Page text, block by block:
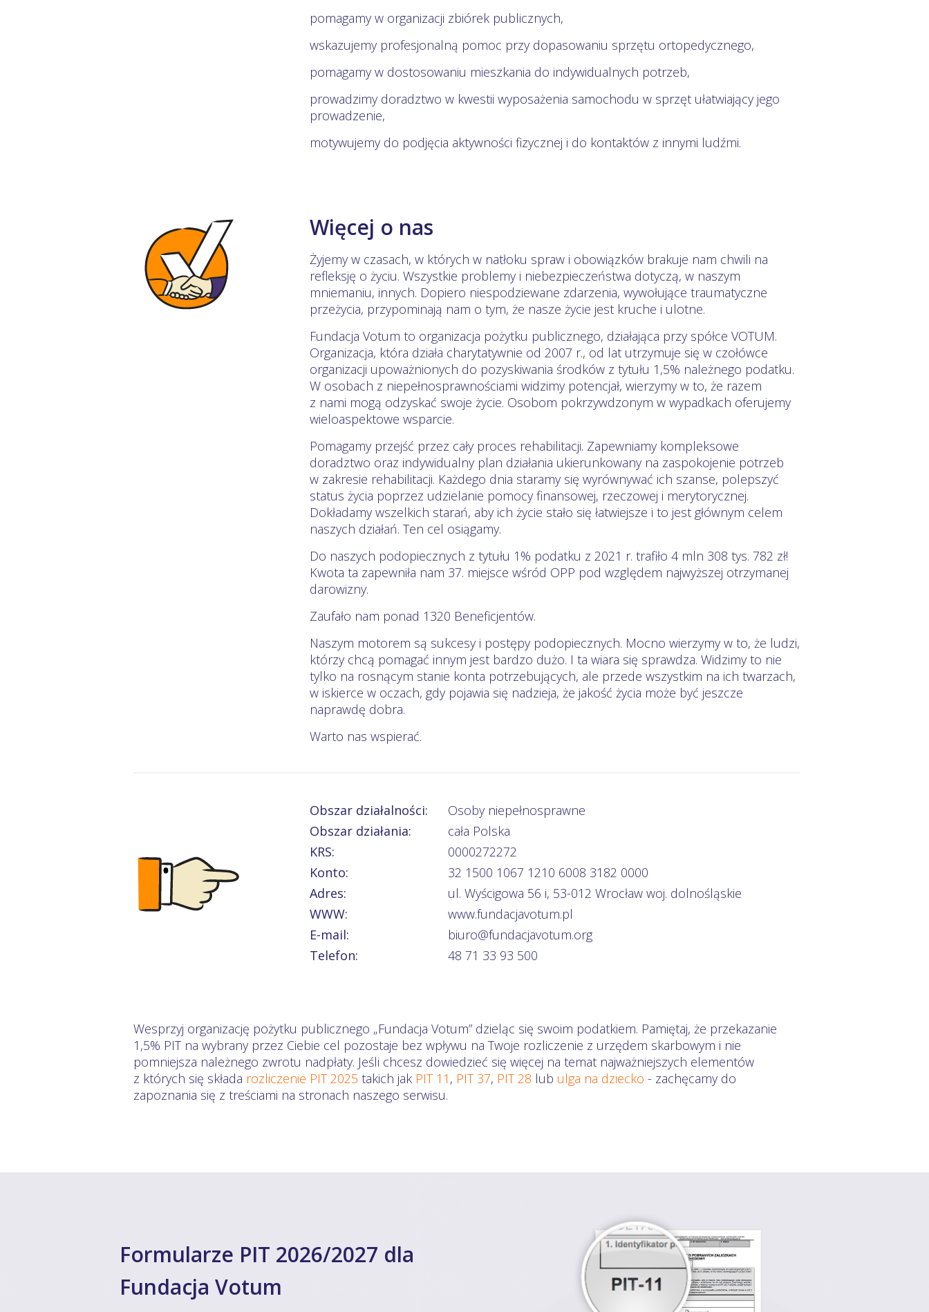
pomagamy w organizacji zbiórek publicznych,
wskazujemy profesjonalną pomoc przy dopasowaniu sprzętu ortopedycznego,
pomagamy w dostosowaniu mieszkania do indywidualnych potrzeb,
prowadzimy doradztwo w kwestii wyposażenia samochodu w sprzęt ułatwiający jego
prowadzenie,
motywujemy do podjęcia aktywności fizycznej i do kontaktów z innymi ludźmi.
Więcej o nas
Żyjemy w czasach, w których w natłoku spraw i obowiązków brakuje nam chwili na
refleksję o życiu. Wszystkie problemy i niebezpieczeństwa dotyczą, w naszym
mniemaniu, innych. Dopiero niespodziewane zdarzenia, wywołujące traumatyczne
przeżycia, przypominają nam o tym, że nasze życie jest kruche i ulotne.
Fundacja Votum to organizacja pożytku publicznego, działająca przy spółce VOTUM.
Organizacja, która działa charytatywnie od 2007 r., od lat utrzymuje się w czołówce
organizacji upoważnionych do pozyskiwania środków z tytułu 1,5% należnego podatku.
W osobach z niepełnosprawnościami widzimy potencjał, wierzymy w to, że razem
z nami mogą odzyskać swoje życie. Osobom pokrzywdzonym w wypadkach oferujemy
wieloaspektowe wsparcie.
Pomagamy przejść przez cały proces rehabilitacji. Zapewniamy kompleksowe
doradztwo oraz indywidualny plan działania ukierunkowany na zaspokojenie potrzeb
w zakresie rehabilitacji. Każdego dnia staramy się wyrównywać ich szanse, polepszyć
status życia poprzez udzielanie pomocy finansowej, rzeczowej i merytorycznej.
Dokładamy wszelkich starań, aby ich życie stało się łatwiejsze i to jest głównym celem
naszych działań. Ten cel osiągamy.
Do naszych podopiecznych z tytułu 1% podatku z 2021 r. trafiło 4 mln 308 tys. 782 zł!
Kwota ta zapewniła nam 37. miejsce wśród OPP pod względem najwyższej otrzymanej
darowizny.
Zaufało nam ponad 1320 Beneficjentów.
Naszym motorem są sukcesy i postępy podopiecznych. Mocno wierzymy w to, że ludzi,
którzy chcą pomagać innym jest bardzo dużo. I ta wiara się sprawdza. Widzimy to nie
tylko na rosnącym stanie konta potrzebujących, ale przede wszystkim na ich twarzach,
w iskierce w oczach, gdy pojawia się nadzieja, że jakość życia może być jeszcze
naprawdę dobra.
Warto nas wspierać.
Obszar działalności:
Osoby niepełnosprawne
Obszar działania:
cała Polska
KRS:
0000272272
Konto:
32 1500 1067 1210 6008 3182 0000
Adres:
ul. Wyścigowa 56 i, 53-012 Wrocław woj. dolnośląskie
WWW:
www.fundacjavotum.pl
E-mail:
biuro@fundacjavotum.org
Telefon:
48 71 33 93 500
Wesprzyj organizację pożytku publicznego „Fundacja Votum” dzieląc się swoim podatkiem. Pamiętaj, że przekazanie
1,5% PIT na wybrany przez Ciebie cel pozostaje bez wpływu na Twoje rozliczenie z urzędem skarbowym i nie
pomniejsza należnego zwrotu nadpłaty. Jeśli chcesz dowiedzieć się więcej na temat najważniejszych elementów
z których się składa rozliczenie PIT 2025 takich jak PIT 11 , PIT 37, PIT 28 lub ulga na dziecko - zachęcamy do
zapoznania się z treściami na stronach naszego serwisu.
Formularze PIT 2026/2027 dla
Fundacja Votum